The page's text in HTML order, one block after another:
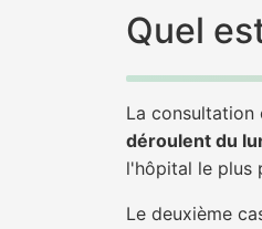
Quel
La consultation
déroulent du
l'hôpital le plus
Le deuxième